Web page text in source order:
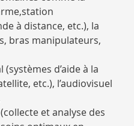
à distance, etc.), la
bras manipulateurs,
d’aide à la
etc.), l’audiovisuel
et analyse des